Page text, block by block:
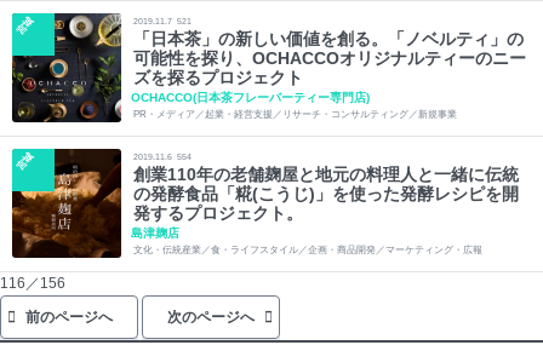
宮城 2019.11.7 521
「日本茶」の新しい価値を創る。「ノベルティ」の
可能性を探り、OCHACCOオリジナルティーのニー
ズを探るプロジェクト
OCHACCO(日本茶フレーバーティー専門店)
PR・メディア／起業・経営支援／リサーチ・コンサルティング／新規事業
宮城 2019.11.6 554
創業110年の老舗麹屋と地元の料理人と一緒に伝統
の発酵食品「糀(こうじ)」を使った発酵レシピを開
発するプロジェクト。
島津麹店
文化・伝統産業／食・ライフスタイル／企画・商品開発／マーケティング・広報
116／156
前のページへ
次のページへ